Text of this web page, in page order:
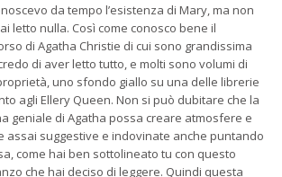
da tempo l’esistenza di Mary, ma non
letto nulla. Così come conosco bene il
di Agatha Christie di cui sono grandissima
di aver letto tutto, e molti sono volumi di
uno sfondo giallo su una delle librerie
agli Ellery Queen. Non si può dubitare che la
geniale di Agatha possa creare atmosfere e
assai suggestive e indovinate anche puntando
come hai ben sottolineato tu con questo
che hai deciso di leggere. Quindi questa